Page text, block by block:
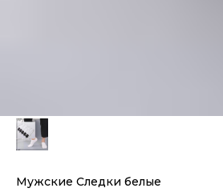
Мужские Следки белые